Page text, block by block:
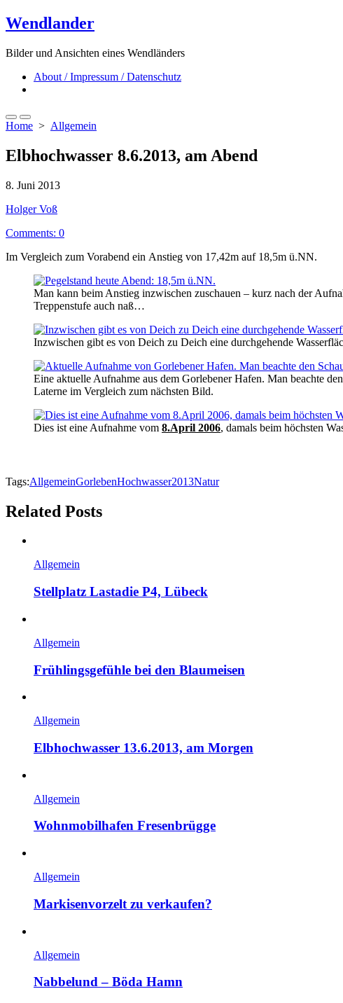
Skip
to
Wendlander
Bilder und Ansichten eines Wendländers
About / Impressum / Datenschutz
Search
Toggle
Menu
Home > Allgemein
Elbhochwasser 8.6.2013, am Abend
Published
8. Juni 2013
Author
Holger Voß
Comments: 0
Im Vergleich zum Vorabend ein Anstieg von 17,42m auf 18,5m ü.NN.
Man kann beim Anstieg inzwischen zuschauen – kurz nach der
Treppenstufe auch naß…
Inzwischen gibt es von Deich zu Deich eine durchgehende
Eine aktuelle Aufnahme aus dem Gorlebener Hafen. Man beachte
Laterne im Vergleich zum nächsten Bild.
Dies ist eine Aufnahme vom 8.April 2006, damals beim höchsten
Tags:AllgemeinGorlebenHochwasser2013Natur
Related Posts
Allgemein
Stellplatz Lastadie P4, Lübeck
Allgemein
Frühlingsgefühle bei den Blaumeisen
Allgemein
Elbhochwasser 13.6.2013, am Morgen
Allgemein
Wohnmobilhafen Fresenbrügge
Allgemein
Markisenvorzelt zu verkaufen?
Allgemein
Nabbelund – Böda Hamn